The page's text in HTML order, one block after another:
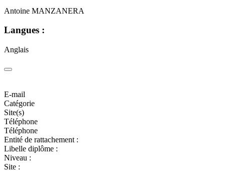
Antoine MANZANERA
Langues :
Anglais
E-mail
Catégorie
Site(s)
Téléphone
Téléphone
Entité de rattachement :
Libelle diplôme :
Niveau :
Site :